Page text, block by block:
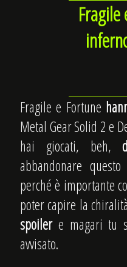
Fragile e Fortune
Metal Gear Solid 2 e
hai giocati, beh,
abbandonare
perché è importante
poter capire la
spoilere magari tu
avvisato.